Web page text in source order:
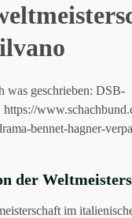
was geschrieben: DSB-
https://
bennet-hagner-
der
im